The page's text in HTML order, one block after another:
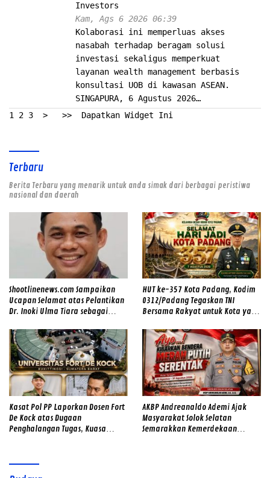
Investors
Kam, Ags 6 2026 06:39
Kolaborasi ini memperluas akses
nasabah terhadap beragam solusi
investasi sekaligus memperkuat
layanan wealth management berbasis
konsultasi UOB di kawasan ASEAN.
SINGAPURA, 6 Agustus 2026…
1 2 3 > >> Dapatkan Widget Ini
Terbaru
Berita Terbaru yang menarik untuk anda simak dari berbagai peristiwa
nasional dan daerah
Shootlinenews.com Sampaikan
Ucapan Selamat atas Pelantikan
Dr. Inoki Ulma Tiara sebagai
HUT ke-357 Kota Padang, Kodim
0312/Padang Tegaskan TNI
Bersama Rakyat untuk Kota yang
Kasat Pol PP Laporkan Dosen Fort
De Kock atas Dugaan
Penghalangan Tugas, Kuasa
Menghambat Penegakan
AKBP Andreanaldo Ademi Ajak
Masyarakat Solok Selatan
Semarakkan Kemerdekaan